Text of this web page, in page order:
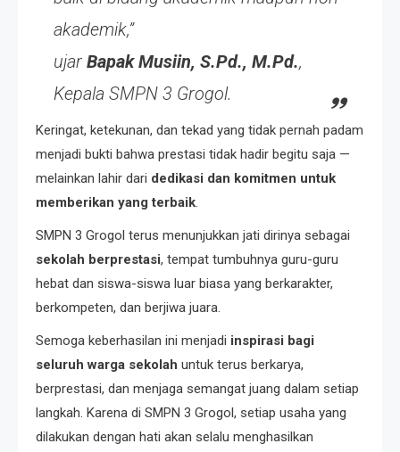
akademik,”
ujar Bapak Musiin, S.Pd., M.Pd.,
Kepala SMPN 3 Grogol.
Keringat, ketekunan, dan tekad yang tidak pernah padam
menjadi bukti bahwa prestasi tidak hadir begitu saja —
melainkan lahir dari dedikasi dan komitmen untuk
memberikan yang terbaik.
SMPN 3 Grogol terus menunjukkan jati dirinya sebagai
sekolah berprestasi, tempat tumbuhnya guru-guru
hebat dan siswa-siswa luar biasa yang berkarakter,
berkompeten, dan berjiwa juara.
Semoga keberhasilan ini menjadi inspirasi bagi
seluruh warga sekolah untuk terus berkarya,
berprestasi, dan menjaga semangat juang dalam setiap
langkah. Karena di SMPN 3 Grogol, setiap usaha yang
dilakukan dengan hati akan selalu menghasilkan